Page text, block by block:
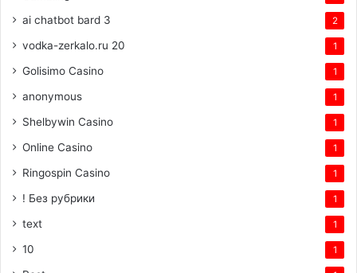
ai chatbot bard 3 2
vodka-zerkalo.ru 20 1
Golisimo Casino 1
anonymous 1
Shelbywin Casino 1
Online Casino 1
Ringospin Casino 1
! Без рубрики 1
text 1
10 1